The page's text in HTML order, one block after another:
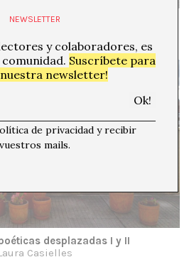
migración del agua
desplazadas I y II
Casielles
NEWSLETTER
y colaboradores, es
Suscríbete para
newsletter!
de privacidad y recibir
vuestros mails.